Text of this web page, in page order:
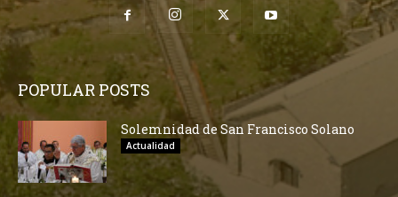
POPULAR POSTS
Solemnidad de San Francisco Solano
Actualidad